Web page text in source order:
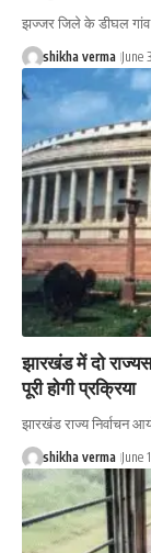
झज्जर जिले के डीघल गांव
shikha verma June
झारखंड में दो
पूरी होगी प्रक्रिया
झारखंड राज्य निर्वाचन
shikha verma June